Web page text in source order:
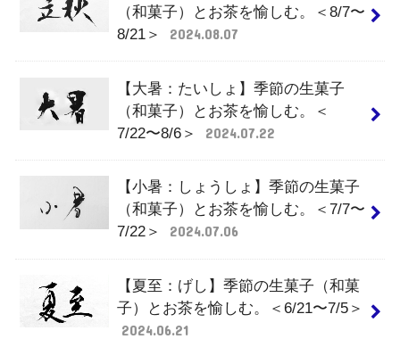
（和菓子）とお茶を愉しむ。＜8/7〜
8/21＞
2024.08.07
【大暑：たいしょ】季節の生菓子
（和菓子）とお茶を愉しむ。＜
7/22〜8/6＞
2024.07.22
【小暑：しょうしょ】季節の生菓子
（和菓子）とお茶を愉しむ。＜7/7〜
7/22＞
2024.07.06
【夏至：げし】季節の生菓子（和菓
子）とお茶を愉しむ。＜6/21〜7/5＞
2024.06.21